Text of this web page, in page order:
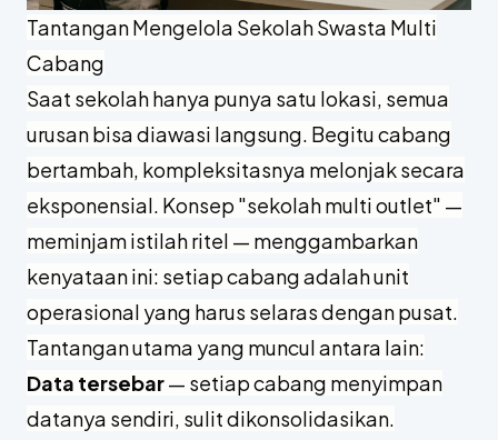
Tantangan Mengelola Sekolah Swasta Multi
Cabang
Saat sekolah hanya punya satu lokasi, semua
urusan bisa diawasi langsung. Begitu cabang
bertambah, kompleksitasnya melonjak secara
eksponensial. Konsep "sekolah multi outlet" —
meminjam istilah ritel — menggambarkan
kenyataan ini: setiap cabang adalah unit
operasional yang harus selaras dengan pusat.
Tantangan utama yang muncul antara lain:
Data tersebar— setiap cabang menyimpan
datanya sendiri, sulit dikonsolidasikan.